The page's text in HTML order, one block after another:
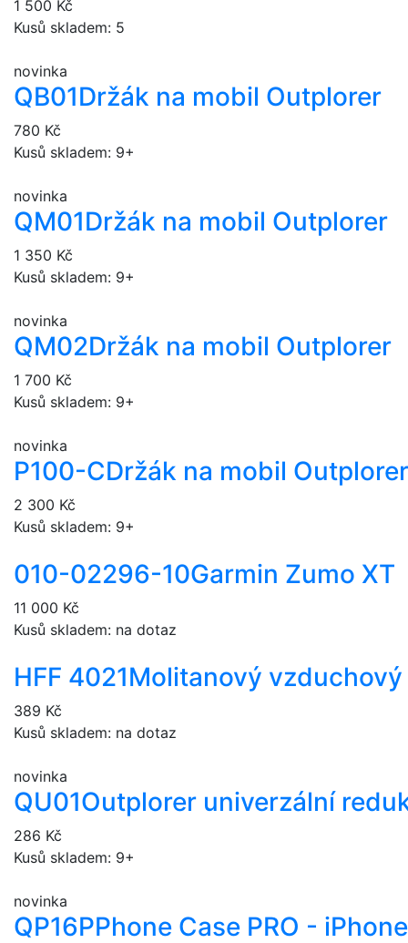
1 500 Kč
Kusů skladem: 5
novinka
QB01Držák na mobil Outplorer
780 Kč
Kusů skladem: 9+
novinka
QM01Držák na mobil Outplorer
1 350 Kč
Kusů skladem: 9+
novinka
QM02Držák na mobil Outplorer
1 700 Kč
Kusů skladem: 9+
novinka
P100-CDržák na mobil
2 300 Kč
Kusů skladem: 9+
010-02296-10Garmin Zumo XT
11 000 Kč
Kusů skladem: na dotaz
HFF 4021Molitanový vzduchový
389 Kč
Kusů skladem: na dotaz
novinka
QU01Outplorer univerzální
286 Kč
Kusů skladem: 9+
novinka
QP16PPhone Case PRO -